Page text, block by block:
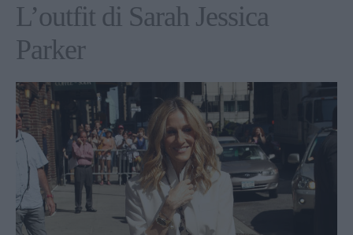
L’outfit di Sarah Jessica
Parker